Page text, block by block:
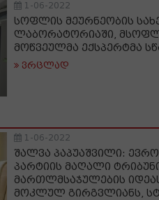
1-06-2022
სოფლის მეურნეობის
ლაბორატორიაში,
მოწვეულმა ექსპერტმა
ვრცლად
1-06-2022
შალვა პაპუაშვილი:
პარტიის მაღალი
მართლმსაჯულების
მოკლულ გირგვლიანს,